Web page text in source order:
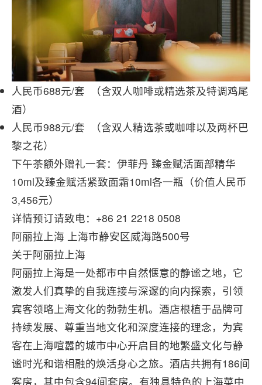
人民币688元/套 （含双人咖啡或精选茶及特调鸡尾
酒）
人民币988元/套 （含双人精选茶或咖啡以及两杯巴
黎之花）
下午茶额外赠礼一套：伊菲丹 臻金赋活面部精华
10ml及臻金赋活紧致面霜10ml各一瓶（价值人民币
3,456元）
详情预订请致电：+86 21 2218 0508
阿丽拉上海 上海市静安区威海路500号
关于阿丽拉上海
阿丽拉上海是一处都市中自然惬意的静谧之地，它
激发人们真挚的自我连接与深邃的向内探索，引领
宾客领略上海文化的勃勃生机。酒店根植于品牌可
持续发展、尊重当地文化和深度连接的理念，为宾
客在上海喧嚣的城市中心开启目的地繁盛文化与静
谧时光和谐相融的焕活身心之旅。酒店共拥有186间
客房，其中包含94间套房。有独具特色的上海菜中